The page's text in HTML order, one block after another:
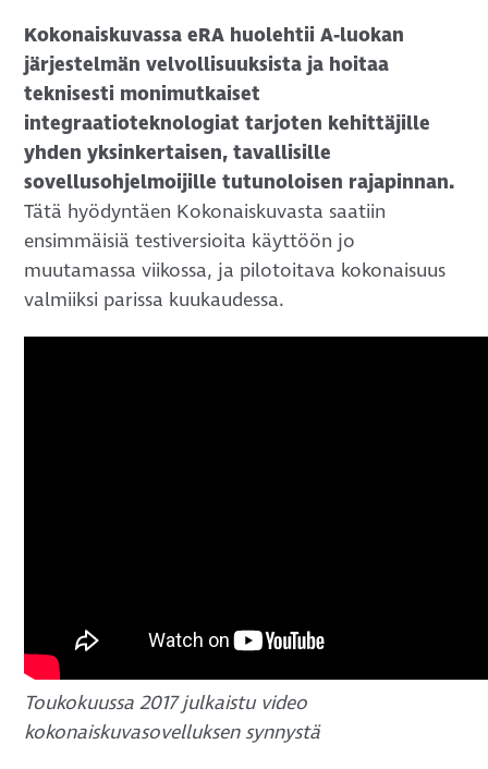
Kokonaiskuvassa eRA huolehtii A-luokan
järjestelmän velvollisuuksista ja hoitaa
teknisesti monimutkaiset
integraatioteknologiat tarjoten kehittäjille
yhden yksinkertaisen, tavallisille
sovellusohjelmoijille tutunoloisen rajapinnan.
Tätä hyödyntäen Kokonaiskuvasta saatiin
ensimmäisiä testiversioita käyttöön jo
muutamassa viikossa, ja pilotoitava kokonaisuus
valmiiksi parissa kuukaudessa.
Toukokuussa 2017 julkaistu video
kokonaiskuvasovelluksen synnystä